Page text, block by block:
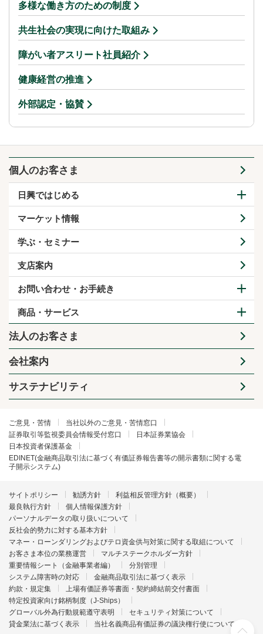
多様な働き方のための制度
共生社会の実現に向けた取組み
障がい者アスリート社員紹介
健康経営の推進
外部認定・協賛
個人のお客さま
日興ではじめる
マーケット情報
学ぶ・セミナー
支店案内
お問い合わせ・お手続き
商品・サービス
法人のお客さま
会社案内
サステナビリティ
ご意見・苦情
当社以外のご意見・苦情窓口
証券取引等監視委員会情報受付窓口
日本証券業協会
日本投資者保護基金
EDINET(金融商品取引法に基づく有価証券報告書等の開示書類に関する電
子開示システム)
サイトポリシー 勧誘方針
利益相反管理方針（概要）
最良執行方針
個人情報保護方針
パーソナルデータの取り扱いについて
反社会的勢力に対する基本方針
マネー・ローンダリングおよびテロ資金供与対策に関する取組について
お客さま本位の業務運営
マルチステークホルダー方針
重要情報シート（金融事業者編）
分別管理
システム障害時の対応
金融商品取引法に基づく表示
約款・規定集
上場有価証券等書面・契約締結前交付書面
特定投資家向け銘柄制度（J-Ships）
グローバル外為行動規範遵守表明
セキュリティ対策について
貸金業法に基づく表示
当社名義商品有価証券の議決権行使について